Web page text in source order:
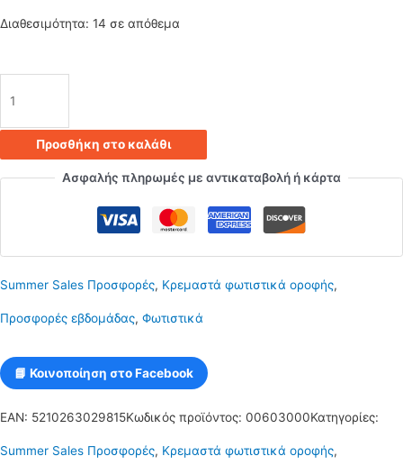
35.00€.είναι:
Διαθεσιμότητα: 14 σε απόθεμα
οροφής
σχήμα
ποδηλάτου
σε
ασημί
χρώμα
με
κόκκινα
Προσθήκη στο καλάθι
Ασφαλής πληρωμές με αντικαταβολή ή κάρτα
Summer Sales Προσφορές, Κρεμαστά φωτιστικά οροφής,
Προσφορές εβδομάδας, Φωτιστικά
📘 Κοινοποίηση στο Facebook
EAN: 5210263029815Κωδικός προϊόντος: 00603000Κατηγορίες:
Summer Sales Προσφορές, Κρεμαστά φωτιστικά οροφής,